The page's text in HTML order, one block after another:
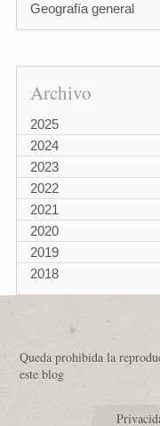
Geografía general
Archivo
2025
2024
2023
2022
2021
2020
2019
2018
Queda prohibida la
este blog